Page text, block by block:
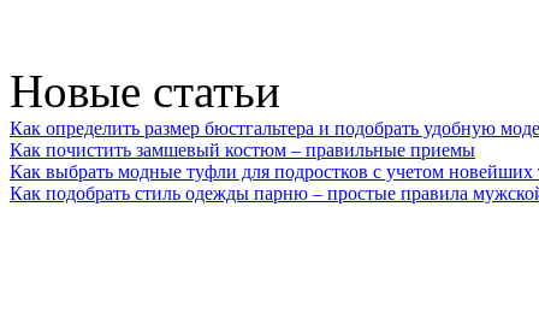
Новые статьи
Как определить размер бюстгальтера и подобрать удобную
Как почистить замшевый костюм – правильные приемы
Как выбрать модные туфли для подростков с учетом новейших
Как подобрать стиль одежды парню – простые правила